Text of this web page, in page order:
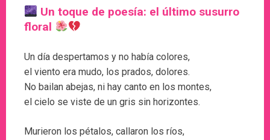
Un toque de poesía: el último susurro
floral
Un día despertamos y no había colores,
el viento era mudo, los prados, dolores.
No bailan abejas, ni hay canto en los montes,
el cielo se viste de un gris sin horizontes.
Murieron los pétalos, callaron los ríos,